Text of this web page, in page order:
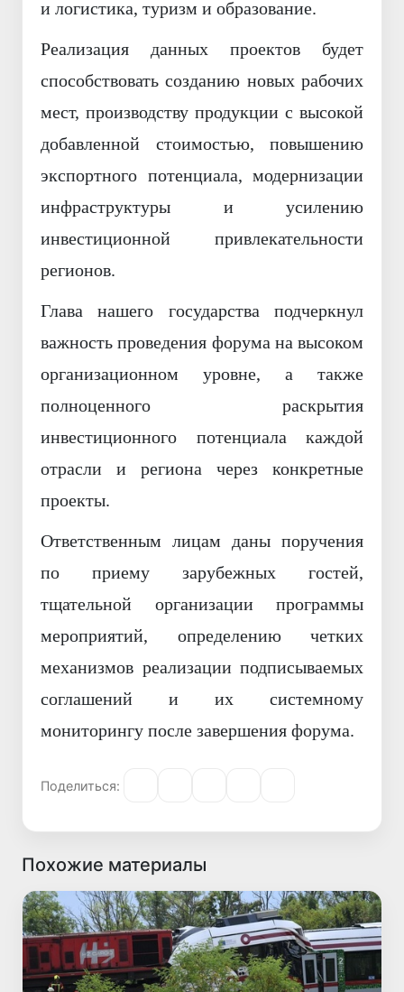
и логистика, туризм и образование.
Реализация данных проектов будет
способствовать созданию новых рабочих
мест, производству продукции с высокой
добавленной стоимостью, повышению
экспортного потенциала, модернизации
инфраструктуры и усилению
инвестиционной привлекательности
регионов.
Глава нашего государства подчеркнул
важность проведения форума на высоком
организационном уровне, а также
полноценного раскрытия
инвестиционного потенциала каждой
отрасли и региона через конкретные
проекты.
Ответственным лицам даны поручения
по приему зарубежных гостей,
тщательной организации программы
мероприятий, определению четких
механизмов реализации подписываемых
соглашений и их системному
мониторингу после завершения форума.
Поделиться:
Похожие материалы